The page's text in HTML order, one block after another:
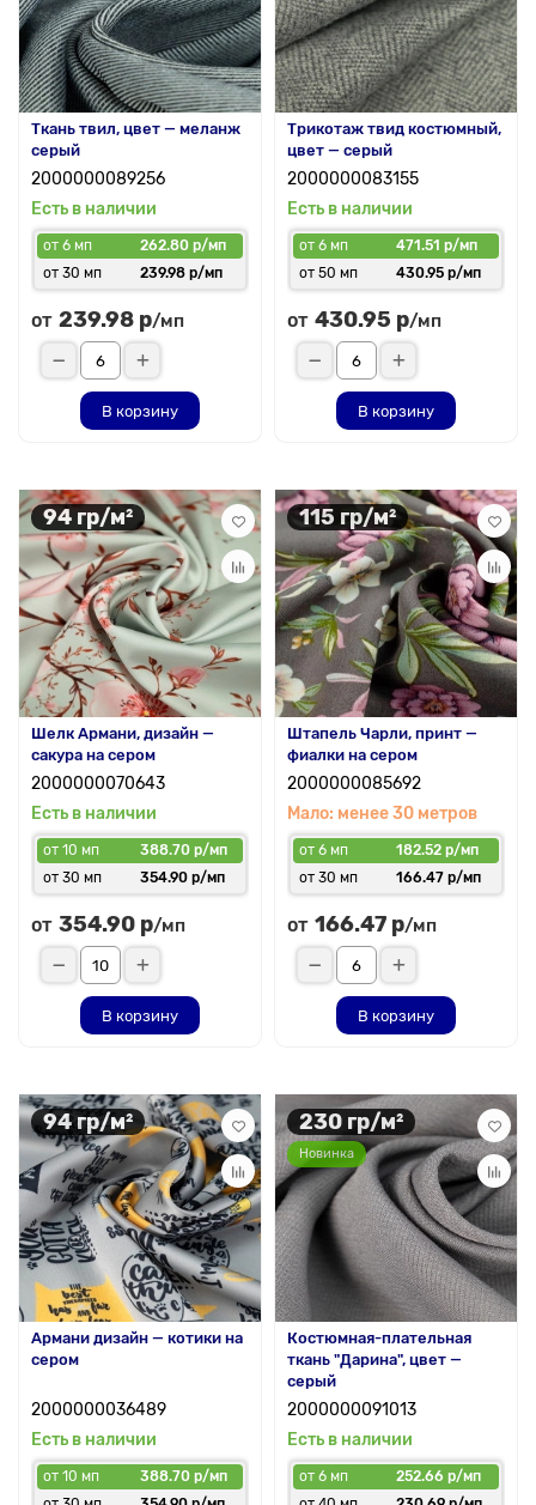
Ткань твил, цвет — меланж
серый
2000000089256
Есть в наличии
от 6 мп
262.80 р/мп
от 30 мп
239.98 р/мп
от 239.98 р/мп
В корзину
Трикотаж твид костюмный,
цвет — серый
2000000083155
Есть в наличии
от 6 мп
471.51 р/мп
от 50 мп
430.95 р/мп
от 430.95 р/мп
В корзину
94 гр/м²
Шелк Армани, дизайн —
сакура на сером
2000000070643
Есть в наличии
от 10 мп
388.70 р/мп
от 30 мп
354.90 р/мп
от 354.90 р/мп
В корзину
115 гр/м²
Штапель Чарли, принт —
фиалки на сером
2000000085692
Мало: менее 30 метров
от 6 мп
182.52 р/мп
от 30 мп
166.47 р/мп
от 166.47 р/мп
В корзину
94 гр/м²
Армани дизайн — котики на
сером
2000000036489
Есть в наличии
от 10 мп
388.70 р/мп
230 гр/м²
Новинка
Костюмная-плательная
ткань "Дарина", цвет —
серый
2000000091013
Есть в наличии
от 6 мп
252.66 р/мп